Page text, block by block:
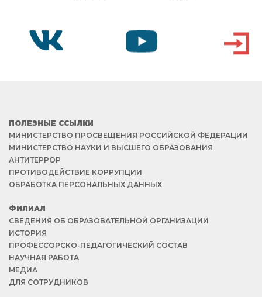
ПОЛЕЗНЫЕ ССЫЛКИ
МИНИСТЕРСТВО ПРОСВЕЩЕНИЯ РОССИЙСКОЙ ФЕДЕРАЦИИ
МИНИСТЕРСТВО НАУКИ И ВЫСШЕГО ОБРАЗОВАНИЯ
АНТИТЕРРОР
ПРОТИВОДЕЙСТВИЕ КОРРУПЦИИ
ОБРАБОТКА ПЕРСОНАЛЬНЫХ ДАННЫХ
ФИЛИАЛ
СВЕДЕНИЯ ОБ ОБРАЗОВАТЕЛЬНОЙ ОРГАНИЗАЦИИ
ИСТОРИЯ
ПРОФЕССОРСКО-ПЕДАГОГИЧЕСКИЙ СОСТАВ
НАУЧНАЯ РАБОТА
МЕДИА
ДЛЯ СОТРУДНИКОВ